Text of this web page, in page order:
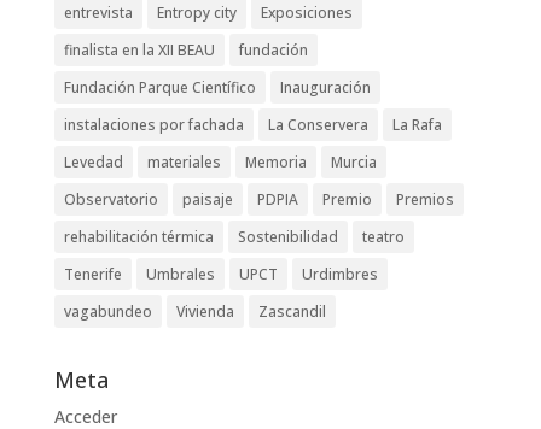
entrevista
Entropy city
Exposiciones
finalista en la XII BEAU
fundación
Fundación Parque Científico
Inauguración
instalaciones por fachada
La Conservera
La Rafa
Levedad
materiales Memoria
Murcia
Observatorio
paisaje PDPIA Premio
Premios
rehabilitación térmica
Sostenibilidad
teatro
Tenerife
Umbrales UPCT
Urdimbres
vagabundeo
Vivienda Zascandil
Meta
Acceder